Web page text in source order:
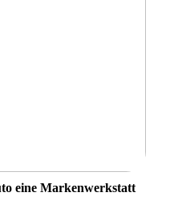
eine Markenwerkstatt